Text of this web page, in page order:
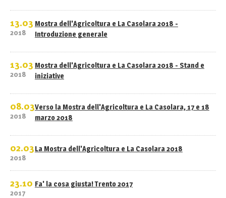
13.03
2018
Mostra dell'Agricoltura e La Casolara 2018 -
Introduzione generale
13.03
2018
Mostra dell'Agricoltura e La Casolara 2018 - Stand e
iniziative
08.03
2018
Verso la Mostra dell'Agricoltura e La Casolara, 17 e 18
marzo 2018
02.03
2018
La Mostra dell'Agricoltura e La Casolara 2018
23.10
2017
Fa' la cosa giusta! Trento 2017